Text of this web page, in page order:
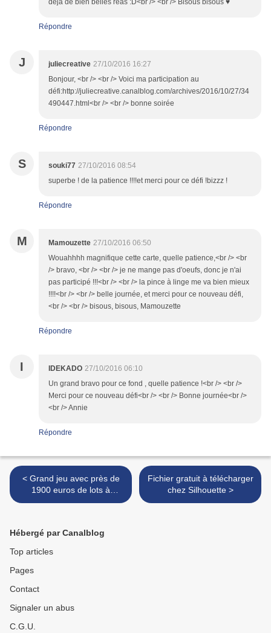
déjà de bien belles réas :D<br /> <br /> Bisous bisous ♥
Répondre
J juliecreative 27/10/2016 16:27
Bonjour, <br /> <br /> Voici ma participation au
défi:http://juliecreative.canalblog.com/archives/2016/10/27/34
490447.html<br /> <br /> bonne soirée
Répondre
S souki77 27/10/2016 08:54
superbe ! de la patience !!!!et merci pour ce défi !bizzz !
Répondre
M Mamouzette 27/10/2016 06:50
Wouahhhh magnifique cette carte, quelle patience,<br /> <br
/> bravo, <br /> <br /> je ne mange pas d'oeufs, donc je n'ai
pas participé !!!<br /> <br /> la pince à linge me va bien mieux
!!!!<br /> <br /> belle journée, et merci pour ce nouveau défi,
<br /> <br /> bisous, bisous, Mamouzette
Répondre
I IDEKADO 27/10/2016 06:10
Un grand bravo pour ce fond , quelle patience !<br /> <br />
Merci pour ce nouveau défi<br /> <br /> Bonne journée<br />
<br /> Annie
Répondre
< Grand jeu avec près de
1900 euros de lots à
gagner !
Fichier gratuit à télécharger
chez Silhouette >
Hébergé par Canalblog
Top articles
Pages
Contact
Signaler un abus
C.G.U.